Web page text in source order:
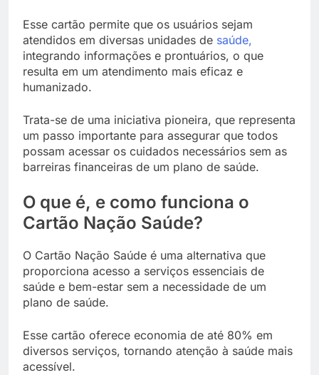
Esse cartão permite que os usuários sejam
atendidos em diversas unidades de saúde,
integrando informações e prontuários, o que
resulta em um atendimento mais eficaz e
humanizado.
Trata-se de uma iniciativa pioneira, que representa
um passo importante para assegurar que todos
possam acessar os cuidados necessários sem as
barreiras financeiras de um plano de saúde.
O que é, e como funciona o
Cartão Nação Saúde?
O Cartão Nação Saúde é uma alternativa que
proporciona acesso a serviços essenciais de
saúde e bem-estar sem a necessidade de um
plano de saúde.
Esse cartão oferece economia de até 80% em
diversos serviços, tornando atenção à saúde mais
acessível.